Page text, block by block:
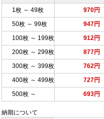
1枚 ～ 49枚
970円
50枚 ～ 99枚
947円
100枚 ～ 199枚
912円
200枚 ～ 299枚
877円
300枚 ～ 399枚
762円
400枚 ～ 499枚
727円
500枚 ～
693円
納期について